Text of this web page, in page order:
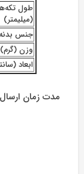
طول
(میلیمتر)
جنس بدنه
وزن (گرم)
ابعاد
مدت زمان